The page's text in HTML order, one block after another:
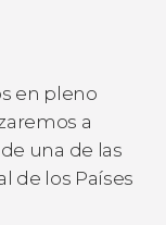
en pleno
a
una de las
de los Países